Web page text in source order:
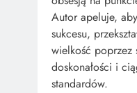
Autor apeluje,
sukcesu,
wielkość poprzez
doskonałości i
standardów.